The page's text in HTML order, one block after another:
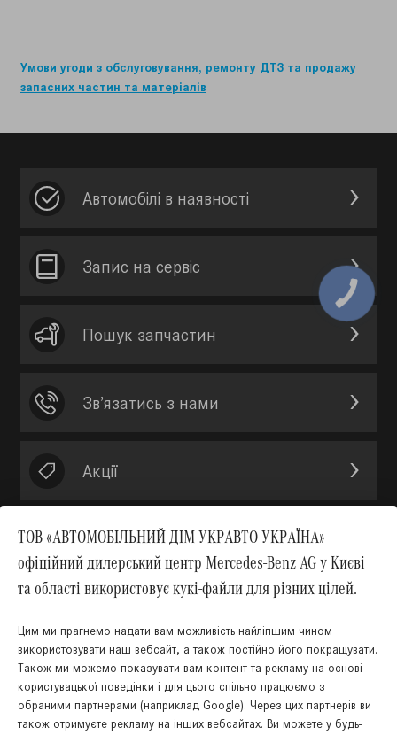
Умови угоди з обслуговування, ремонту ДТЗ та продажу
запасних частин та матеріалів
ТОВ «АВТОМОБІЛЬНИЙ ДІМ УКРАВТО УКРАЇНА» -
офіційний дилерський центр Mercedes-Benz AG у Києві
та області використовує кукі-файли для різних цілей.
Цим ми прагнемо надати вам можливість найліпшим чином
використовувати наш вебсайт, а також постійно його покращувати.
Також ми можемо показувати вам контент та рекламу на основі
користувацької поведінки і для цього спільно працюємо з
обраними партнерами (наприклад Google). Через цих партнерів ви
також отримуєте рекламу на інших вебсайтах. Ви можете у будь-
Автомобілі в наявності
Запис на сервic
Пошук запчастин
Зв’язатись з нами
Акції
Вгору